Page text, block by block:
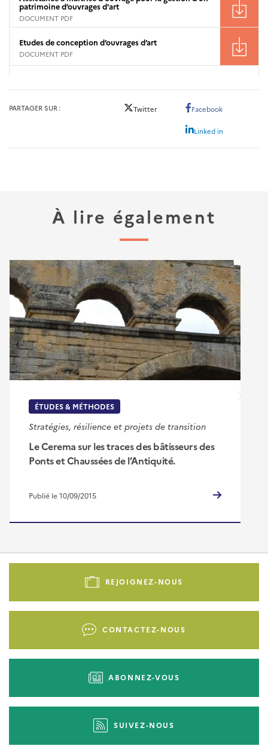
patrimoine d’ouvrages d'art
DOCUMENT PDF
Etudes de conception d’ouvrages d’art
DOCUMENT PDF
PARTAGER SUR Twitter Facebook
Linked in
À lire également
ÉTUDES & MÉTHODES
Stratégies, résilience et projets de transition
Le Cerema sur les traces des bâtisseurs des
Ponts et Chaussées de l’Antiquité.
Publié le 10/09/2015
Pied
-
REJOIGNEZ-NOUS
CONTACTEZ-NOUS
ABONNEZ-VOUS
SUIVEZ-NOUS